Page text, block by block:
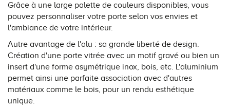
Grâce à une large palette de couleurs disponibles, vous
pouvez personnaliser votre porte selon vos envies et
l'ambiance de votre intérieur.
Autre avantage de l'alu : sa grande liberté de design.
Création d'une porte vitrée avec un motif gravé ou bien un
insert d'une forme asymétrique inox, bois, etc. L'aluminium
permet ainsi une parfaite association avec d'autres
matériaux comme le bois, pour un rendu esthétique
unique.